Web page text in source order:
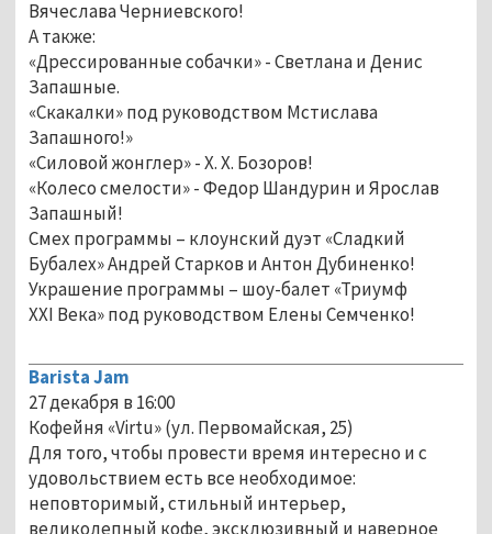
Вячеслава Черниевского!
А также:
«Дрессированные собачки» - Светлана и Денис
Запашные.
«Скакалки» под руководством Мстислава
Запашного!»
«Силовой жонглер» - Х. Х. Бозоров!
«Колесо смелости» - Федор Шандурин и Ярослав
Запашный!
Смех программы – клоунский дуэт «Сладкий
Бубалех» Андрей Старков и Антон Дубиненко!
Украшение программы – шоу-балет «Триумф
ХХI Века» под руководством Елены Семченко!
Barista Jam
27 декабря в 16:00
Кофейня «Virtu» (ул. Первомайская, 25)
Для того, чтобы провести время интересно и с
удовольствием есть все необходимое:
неповторимый, стильный интерьер,
великолепный кофе, эксклюзивный и наверное